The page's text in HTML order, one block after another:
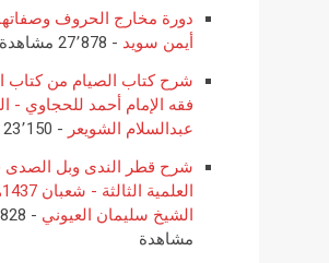
دورة مخارج الحروف
أيمن سويد - 27٬878 مشاهدة
شرح كتاب الصيام من كتاب
فقه الإمام أحمد للحجاوي -
عبدالسلام الشويعر - 23٬150 مشاهدة
شرح قطر الندى وبل الصدى
الشيخ سليمان العيوني
-
مشاهدة